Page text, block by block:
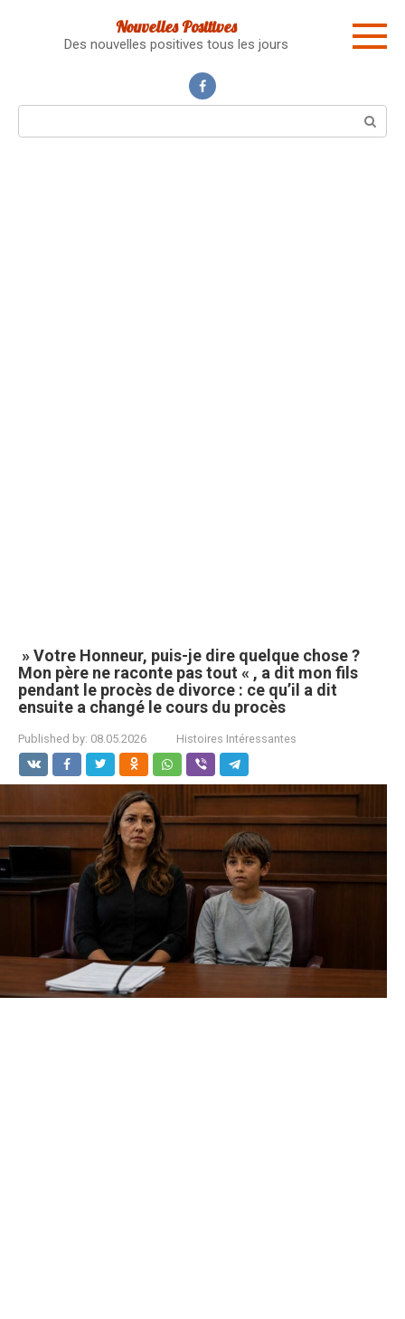
Nouvelles Positives
Des nouvelles positives tous les jours
» Votre Honneur, puis-je dire quelque chose ?
Mon père ne raconte pas tout « , a dit mon fils
pendant le procès de divorce : ce qu’il a dit
ensuite a changé le cours du procès
Published by: 08.05.2026 Histoires Intéressantes